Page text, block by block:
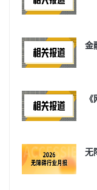
金
无